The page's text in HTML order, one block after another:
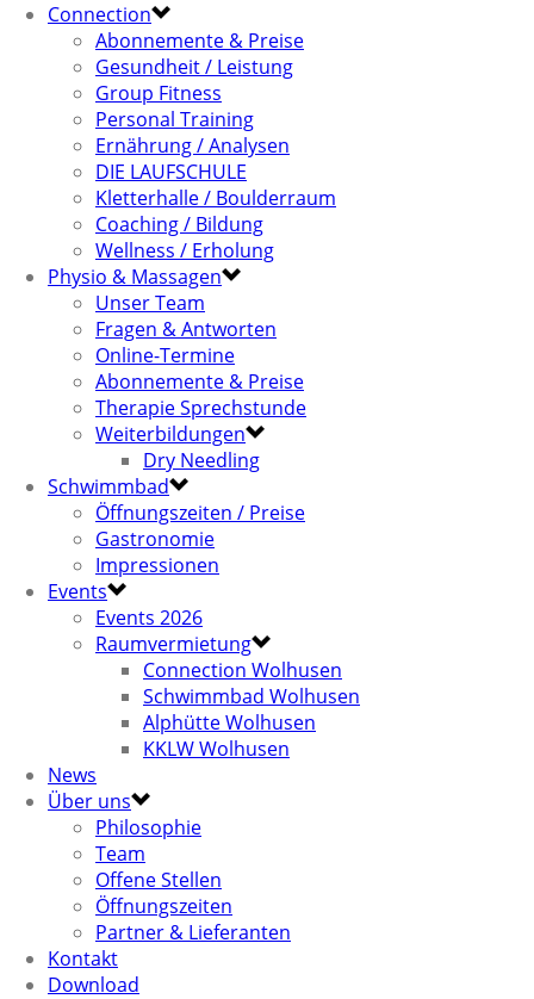
Connection
Abonnemente & Preise
Gesundheit / Leistung
Group Fitness
Personal Training
Ernährung / Analysen
DIE LAUFSCHULE
Kletterhalle / Boulderraum
Coaching / Bildung
Wellness / Erholung
Physio & Massagen
Unser Team
Fragen & Antworten
Online-Termine
Abonnemente & Preise
Therapie Sprechstunde
Weiterbildungen
Dry Needling
Schwimmbad
Öffnungszeiten / Preise
Gastronomie
Impressionen
Events
Events 2026
Raumvermietung
Connection Wolhusen
Schwimmbad Wolhusen
Alphütte Wolhusen
KKLW Wolhusen
News
Über uns
Philosophie
Team
Offene Stellen
Öffnungszeiten
Partner & Lieferanten
Kontakt
Download